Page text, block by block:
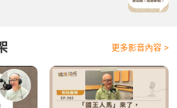
更多影音內容 >